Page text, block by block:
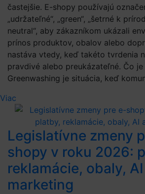
častejšie. E-shopy používajú
„udržateľné“, „green“, „šetrné k
neutral“, aby zákazníkom ukázali
prínos produktov, obalov alebo
nastáva vtedy, keď takéto tvrdenia
pravdivé alebo preukázateľné. Čo
Greenwashing je situácia, keď
Viac
Legislatívne zmeny
shopy v roku 2026:
reklamácie, obaly,
marketing